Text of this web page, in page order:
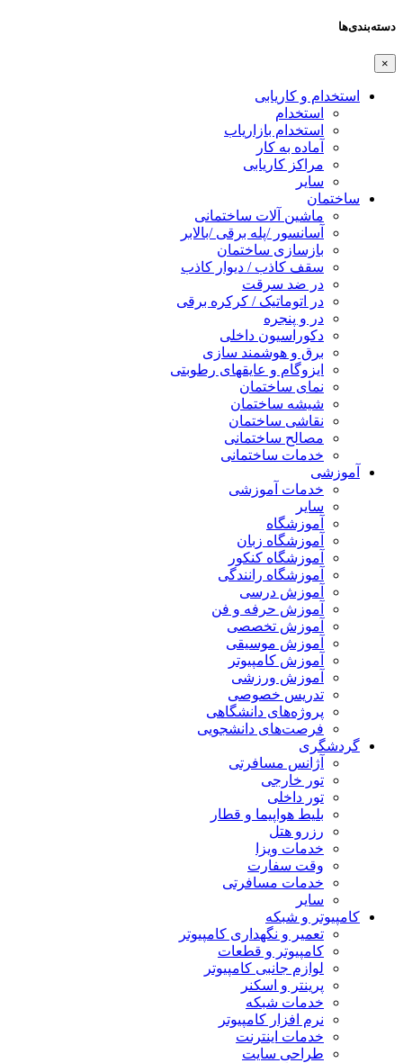
دسته‌بندی‌ها
×
استخدام و کاریابی
استخدام
استخدام بازاریاب
آماده به کار
مراکز کاریابی
سایر
ساختمان
ماشین آلات ساختمانی
آسانسور /پله برقی /بالابر
بازسازی ساختمان
سقف کاذب / دیوار کاذب
در ضد سرقت
در اتوماتیک / کرکره برقی
در و پنجره
دکوراسیون داخلی
برق و هوشمند سازی
ایزوگام و عایقهای رطوبتی
نمای ساختمان
شیشه ساختمان
نقاشی ساختمان
مصالح ساختمانی
خدمات ساختمانی
آموزشی
خدمات آموزشی
سایر
آموزشگاه
آموزشگاه زبان
آموزشگاه کنکور
آموزشگاه رانندگی
آموزش درسی
آموزش حرفه و فن
آموزش تخصصی
آموزش موسیقی
آموزش کامپیوتر
آموزش ورزشی
تدریس خصوصی
پروژه‌های دانشگاهی
فرصت‌های دانشجویی
گردشگری
آژانس مسافرتی
تور خارجی
تور داخلی
بلیط هواپیما و قطار
رزرو هتل
خدمات ویزا
وقت سفارت
خدمات مسافرتی
سایر
کامپیوتر و شبکه
تعمیر و نگهداری کامپیوتر
کامپیوتر و قطعات
لوازم جانبی کامپیوتر
پرینتر و اسکنر
خدمات شبکه
نرم افزار کامپیوتر
خدمات اینترنت
طراحی سایت